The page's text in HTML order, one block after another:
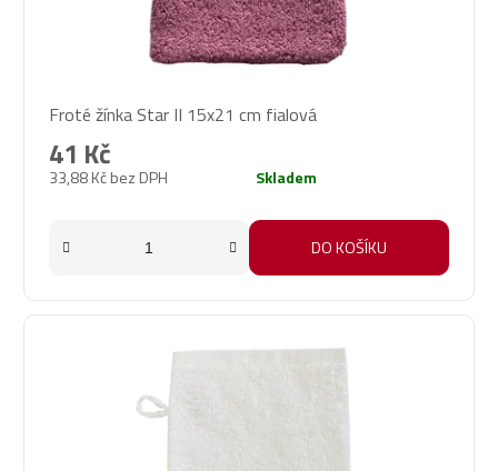
Froté žínka Star II 15x21 cm fialová
33,88 Kč bez DPH
41 Kč
Skladem
DO KOŠÍKU